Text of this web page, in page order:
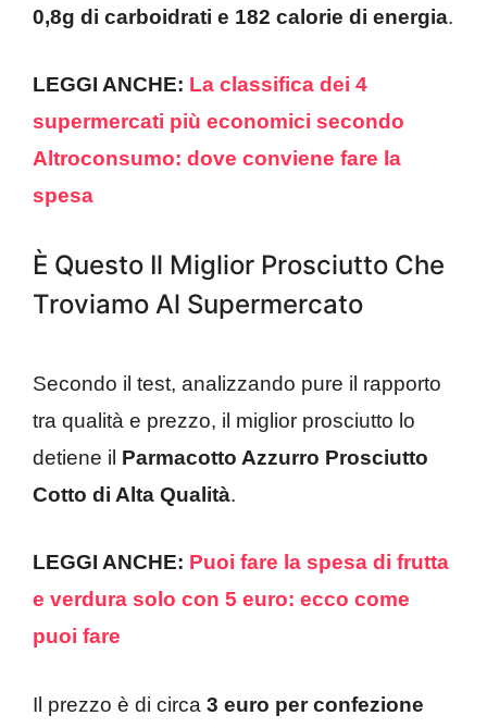
0,8g di carboidrati e 182 calorie di energia.
LEGGI ANCHE: La classifica dei 4
supermercati più economici secondo
Altroconsumo: dove conviene fare la
spesa
È Questo Il Miglior Prosciutto Che
Troviamo Al Supermercato
Secondo il test, analizzando pure il rapporto
tra qualità e prezzo, il miglior prosciutto lo
detiene il Parmacotto Azzurro Prosciutto
Cotto di Alta Qualità.
LEGGI ANCHE: Puoi fare la spesa di frutta
e verdura solo con 5 euro: ecco come
puoi fare
Il prezzo è di circa 3 euro per confezione